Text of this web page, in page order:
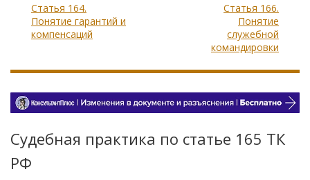
Статья 164.
Понятие гарантий и
компенсаций
Статья 166.
Понятие
служебной
командировки
Судебная практика по статье 165 TК
РФ